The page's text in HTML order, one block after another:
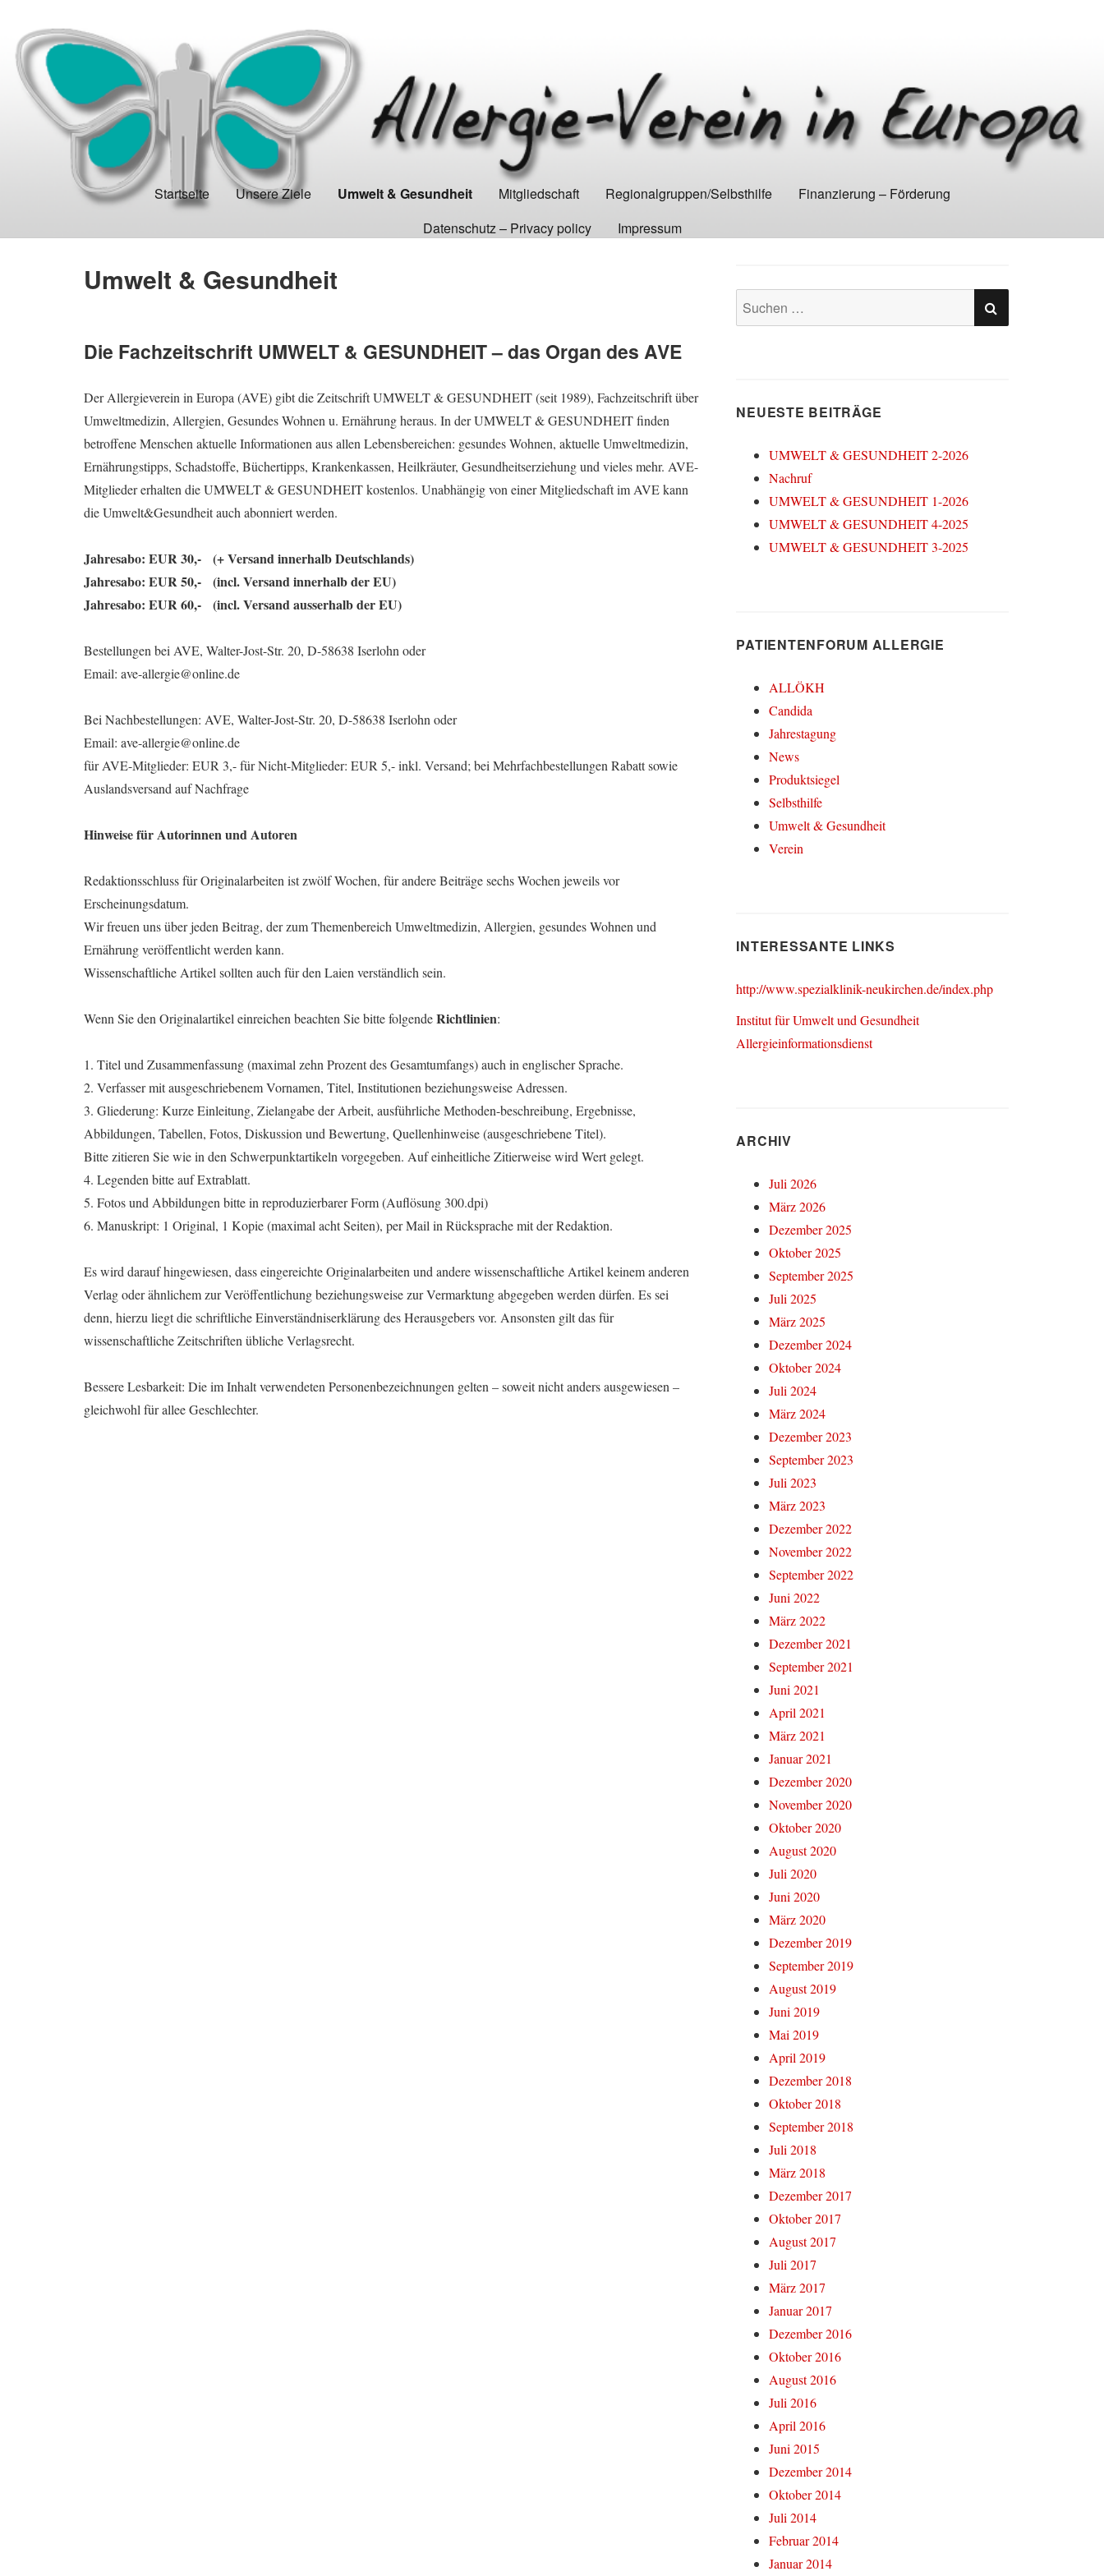
Startseite Unsere Ziele Umwelt & Gesundheit Mitgliedschaft Regionalgruppen/Selbsthilfe
Finanzierung – Förderung
Datenschutz – Privacy policy
Impressum
Umwelt & Gesundheit
Die Fachzeitschrift UMWELT & GESUNDHEIT – das Organ des AVE
Der Allergieverein in Europa (AVE) gibt die Zeitschrift UMWELT & GESUNDHEIT (seit 1989), Fachzeitschrift über
Umweltmedizin, Allergien, Gesundes Wohnen u. Ernährung heraus. In der UMWELT & GESUNDHEIT finden
betroffene Menschen aktuelle Informationen aus allen Lebensbereichen: gesundes Wohnen, aktuelle Umweltmedizin,
Ernährungstipps, Schadstoffe, Büchertipps, Krankenkassen, Heilkräuter, Gesundheitserziehung und vieles mehr. AVE-
Mitglieder erhalten die UMWELT & GESUNDHEIT kostenlos. Unabhängig von einer Mitgliedschaft im AVE kann
die Umwelt&Gesundheit auch abonniert werden.
Jahresabo: EUR 30,- (+ Versand innerhalb Deutschlands)
Jahresabo: EUR 50,- (incl. Versand innerhalb der EU)
Jahresabo: EUR 60,- (incl. Versand ausserhalb der EU)
Bestellungen bei AVE, Walter-Jost-Str. 20, D-58638 Iserlohn oder
Email: ave-allergie@online.de
Bei Nachbestellungen: AVE, Walter-Jost-Str. 20, D-58638 Iserlohn oder
Email: ave-allergie@online.de
für AVE-Mitglieder: EUR 3,- für Nicht-Mitglieder: EUR 5,- inkl. Versand; bei Mehrfachbestellungen Rabatt sowie
Auslandsversand auf Nachfrage
Hinweise für Autorinnen und Autoren
Redaktionsschluss für Originalarbeiten ist zwölf Wochen, für andere Beiträge sechs Wochen jeweils vor
Erscheinungsdatum.
Wir freuen uns über jeden Beitrag, der zum Themenbereich Umweltmedizin, Allergien, gesundes Wohnen und
Ernährung veröffentlicht werden kann.
Wissenschaftliche Artikel sollten auch für den Laien verständlich sein.
Wenn Sie den Originalartikel einreichen beachten Sie bitte folgendeRichtlinien:
1. Titel und Zusammenfassung (maximal zehn Prozent des Gesamtumfangs) auch in englischer Sprache.
2. Verfasser mit ausgeschriebenem Vornamen, Titel, Institutionen beziehungsweise Adressen.
3. Gliederung: Kurze Einleitung, Zielangabe der Arbeit, ausführliche Methoden-beschreibung, Ergebnisse,
Abbildungen, Tabellen, Fotos, Diskussion und Bewertung, Quellenhinweise (ausgeschriebene Titel).
Bitte zitieren Sie wie in den Schwerpunktartikeln vorgegeben. Auf einheitliche Zitierweise wird Wert gelegt.
4. Legenden bitte auf Extrablatt.
5. Fotos und Abbildungen bitte in reproduzierbarer Form (Auflösung 300.dpi)
6. Manuskript: 1 Original, 1 Kopie (maximal acht Seiten), per Mail in Rücksprache mit der Redaktion.
Es wird darauf hingewiesen, dass eingereichte Originalarbeiten und andere wissenschaftliche Artikel keinem anderen
Verlag oder ähnlichem zur Veröffentlichung beziehungsweise zur Vermarktung abgegeben werden dürfen. Es sei
denn, hierzu liegt die schriftliche Einverständniserklärung des Herausgebers vor. Ansonsten gilt das für
wissenschaftliche Zeitschriften übliche Verlagsrecht.
Bessere Lesbarkeit: Die im Inhalt verwendeten Personenbezeichnungen gelten – soweit nicht anders ausgewiesen –
gleichwohl für allee Geschlechter.
Suchen
nach:
SUCHEN
NEUESTE BEITRÄGE
UMWELT & GESUNDHEIT 2-2026
Nachruf
UMWELT & GESUNDHEIT 1-2026
UMWELT & GESUNDHEIT 4-2025
UMWELT & GESUNDHEIT 3-2025
PATIENTENFORUM ALLERGIE
ALLÖKH
Candida
Jahrestagung
News
Produktsiegel
Selbsthilfe
Umwelt & Gesundheit
Verein
INTERESSANTE LINKS
http://www.spezialklinik-neukirchen.de/index.php
Institut für Umwelt und Gesundheit
Allergieinformationsdienst
ARCHIV
Juli 2026
März 2026
Dezember 2025
Oktober 2025
September 2025
Juli 2025
März 2025
Dezember 2024
Oktober 2024
Juli 2024
März 2024
Dezember 2023
September 2023
Juli 2023
März 2023
Dezember 2022
November 2022
September 2022
Juni 2022
März 2022
Dezember 2021
September 2021
Juni 2021
April 2021
März 2021
Januar 2021
Dezember 2020
November 2020
Oktober 2020
August 2020
Juli 2020
Juni 2020
März 2020
Dezember 2019
September 2019
August 2019
Juni 2019
Mai 2019
April 2019
Dezember 2018
Oktober 2018
September 2018
Juli 2018
März 2018
Dezember 2017
Oktober 2017
August 2017
Juli 2017
März 2017
Januar 2017
Dezember 2016
Oktober 2016
August 2016
Juli 2016
April 2016
Juni 2015
Dezember 2014
Oktober 2014
Juli 2014
Februar 2014
Januar 2014